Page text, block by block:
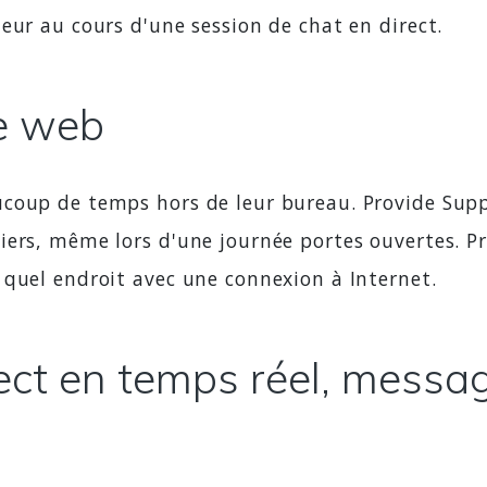
au cours d'une session de chat en direct.
web
de temps hors de leur bureau. Provide
même lors d'une journée portes ouvertes.
endroit avec une connexion à Internet.
en temps réel,